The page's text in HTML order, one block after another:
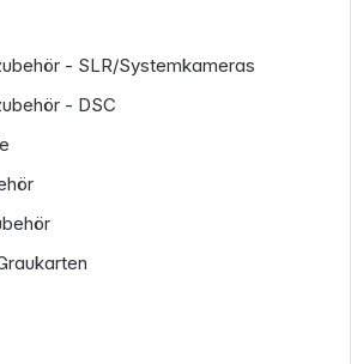
- SLR/Systemkameras
- DSC